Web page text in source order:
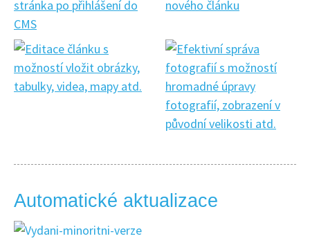
Automatické aktualizace